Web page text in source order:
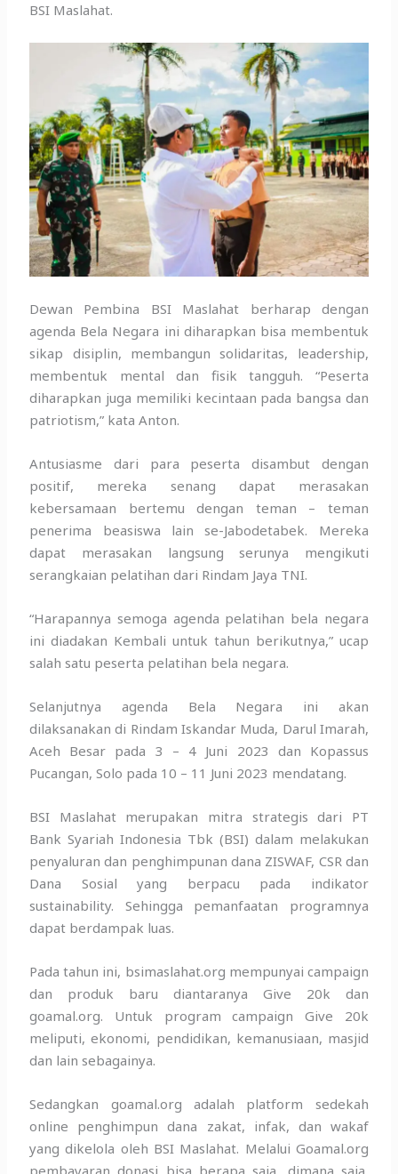
BSI Maslahat.
Dewan Pembina BSI Maslahat berharap dengan
agenda Bela Negara ini diharapkan bisa membentuk
sikap disiplin, membangun solidaritas, leadership,
membentuk mental dan fisik tangguh. “Peserta
diharapkan juga memiliki kecintaan pada bangsa dan
patriotism,” kata Anton.
Antusiasme dari para peserta disambut dengan
positif, mereka senang dapat merasakan
kebersamaan bertemu dengan teman – teman
penerima beasiswa lain se-Jabodetabek. Mereka
dapat merasakan langsung serunya mengikuti
serangkaian pelatihan dari Rindam Jaya TNI.
“Harapannya semoga agenda pelatihan bela negara
ini diadakan Kembali untuk tahun berikutnya,” ucap
salah satu peserta pelatihan bela negara.
Selanjutnya agenda Bela Negara ini akan
dilaksanakan di Rindam Iskandar Muda, Darul Imarah,
Aceh Besar pada 3 – 4 Juni 2023 dan Kopassus
Pucangan, Solo pada 10 – 11 Juni 2023 mendatang.
BSI Maslahat merupakan mitra strategis dari PT
Bank Syariah Indonesia Tbk (BSI) dalam melakukan
penyaluran dan penghimpunan dana ZISWAF, CSR dan
Dana Sosial yang berpacu pada indikator
sustainability. Sehingga pemanfaatan programnya
dapat berdampak luas.
Pada tahun ini, bsimaslahat.org mempunyai campaign
dan produk baru diantaranya Give 20k dan
goamal.org. Untuk program campaign Give 20k
meliputi, ekonomi, pendidikan, kemanusiaan, masjid
dan lain sebagainya.
Sedangkan goamal.org adalah platform sedekah
online penghimpun dana zakat, infak, dan wakaf
yang dikelola oleh BSI Maslahat. Melalui Goamal.org
pembayaran donasi bisa berapa saja, dimana saja,